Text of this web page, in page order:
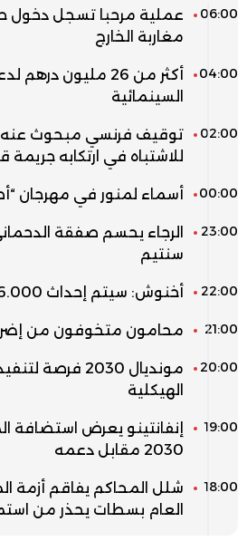
06:00
مغاربة الخارج
04:00
أكثر من 26 مليون
السينمائية
02:00
توقيف فرنسي مبحوث عنه
للاشتباه في ارتكابه
00:00 أسماء لمنور في مهرجان
23:00
سنتيم
22:00 أخنوش: سيتم إحداث 76.000 منصب شغل جديد
21:00 محامون متخوفون من
20:00
مونديال 2030
الهيكلية
19:00
إنفانتينو يعرض استضافة
2030 مقابل دعمه
18:00
شلل المحاكم يفاقم أزمة
العام بسطات يحذر من